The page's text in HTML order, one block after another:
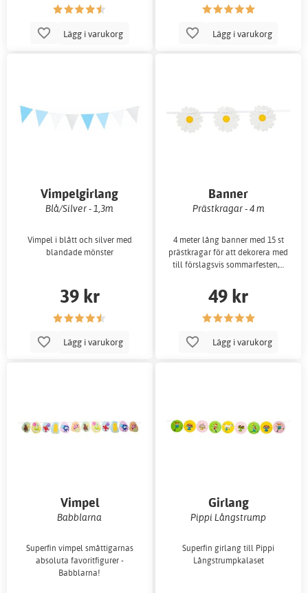
Lägg i varukorg Lägg i varukorg
Vimpelgirlang
Blå/Silver - 1,3m
Vimpel i blått och silver med
blandade mönster
39 kr
Lägg i varukorg
Banner
Prästkragar - 4 m
4 meter lång banner med 15 st
prästkragar för att dekorera med
till förslagsvis sommarfesten,…
49 kr
Lägg i varukorg
Vimpel
Babblarna
Superfin vimpel småttigarnas
absoluta favoritfigurer -
Babblarna!
Girlang
Pippi Långstrump
Superfin girlang till Pippi
Långstrumpkalaset